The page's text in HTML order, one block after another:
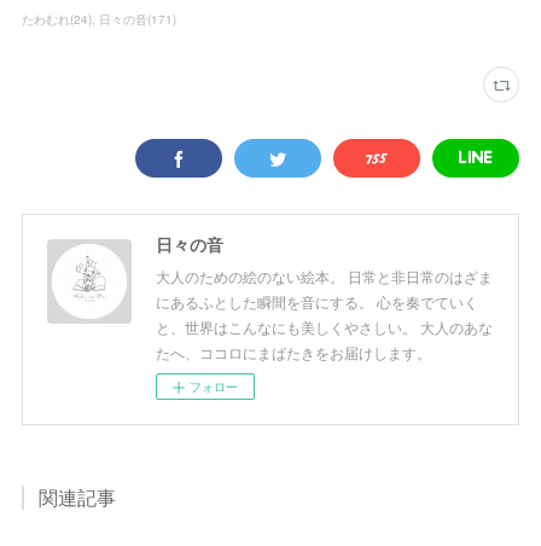
たわむれ(24) 日々の音(171)
日々の音
大人のための絵のない絵本。 日常と非日常のはざま
にあるふとした瞬間を音にする。 心を奏でていく
と、世界はこんなにも美しくやさしい。 大人のあな
たへ、ココロにまばたきをお届けします。
フォロー
関連記事